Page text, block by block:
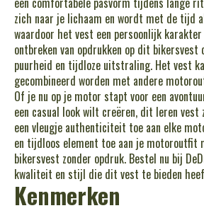
zich naar je lichaam en wordt met de tijd
waardoor het vest een persoonlijk
ontbreken van opdrukken op dit
puurheid en tijdloze uitstraling. Het vest
gecombineerd worden met andere
Of je nu op je motor stapt voor een
een casual look wilt creëren, dit leren vest
een vleugje authenticiteit toe aan elke
en tijdloos element toe aan je motoroutfit
bikersvest zonder opdruk. Bestel nu bij
kwaliteit en stijl die dit vest te bieden
Kenmerken